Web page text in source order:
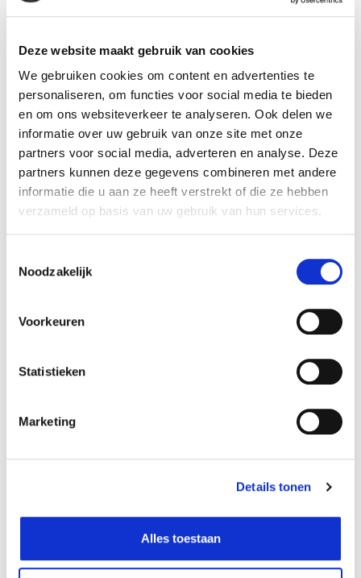
Deze website maakt gebruik van cookies
We gebruiken cookies om content en advertenties te
personaliseren, om functies voor social media te bieden
en om ons websiteverkeer te analyseren. Ook delen we
informatie over uw gebruik van onze site met onze
partners voor social media, adverteren en analyse. Deze
partners kunnen deze gegevens combineren met andere
informatie die u aan ze heeft verstrekt of die ze hebben
verzameld op basis van uw gebruik van hun services.
Noodzakelijk
Voorkeuren
Statistieken
Marketing
Details tonen
Alles toestaan
plantenbakken
Product details
Betaalbaar met
Ecocheques:
Ja, in onze tuincentra
Gewicht:
Hoogte (cm):
26,5 cm
Bekijk gegevens
Beschikbaar in deze winkels